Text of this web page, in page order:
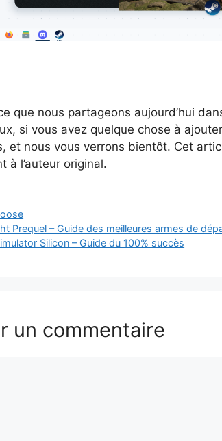
que nous partageons aujourd’hui
si vous avez quelque chose à
et nous vous verrons bientôt. Cet
à l’auteur original.
Prequel – Guide des meilleures armes de
Silicon – Guide du 100% succès
un commentaire